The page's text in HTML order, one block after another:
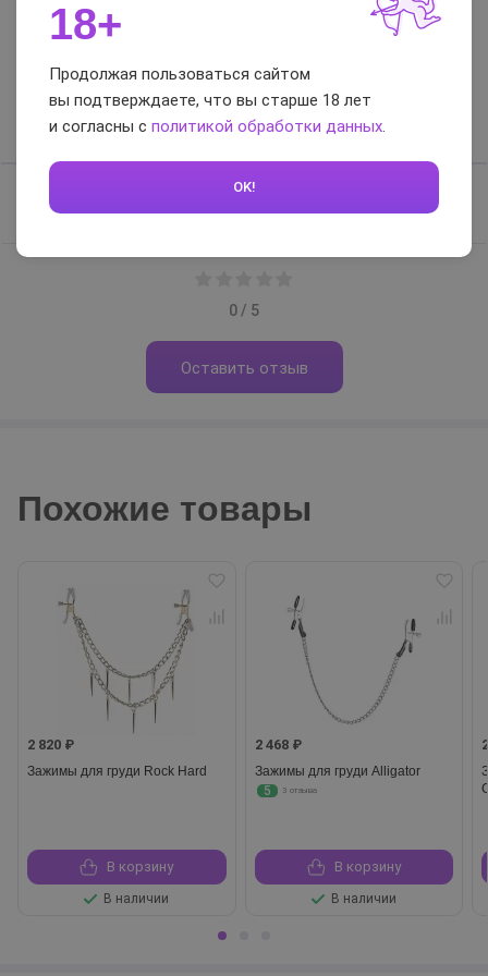
Отзывы и вопросы-
ответы
Отзывы Вопросы-ответы
Отзывов нет, будьте первым
0 / 5
Оставить отзыв
Похожие товары
2 820 ₽
Зажимы для груди Rock Hard
В корзину
В наличии
2 468 ₽
Зажимы для груди Alligator
5
3 отзыва
В корзину
В наличии
18+
Продолжая пользоваться сайтом
вы подтверждаете, что вы старше 18 лет
и согласны с политикой обработки данных
OK!